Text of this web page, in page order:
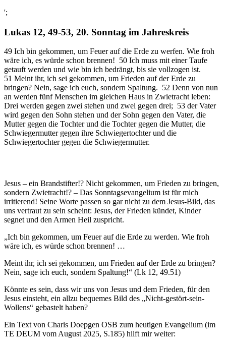
';
Lukas 12, 49-53, 20. Sonntag im Jahreskreis
49 Ich bin gekommen, um Feuer auf die Erde zu werfen. Wie froh
wäre ich, es würde schon brennen! 50 Ich muss mit einer Taufe
getauft werden und wie bin ich bedrängt, bis sie vollzogen ist.
51 Meint ihr, ich sei gekommen, um Frieden auf der Erde zu
bringen? Nein, sage ich euch, sondern Spaltung. 52 Denn von nun
an werden fünf Menschen im gleichen Haus in Zwietracht leben:
Drei werden gegen zwei stehen und zwei gegen drei; 53 der Vater
wird gegen den Sohn stehen und der Sohn gegen den Vater, die
Mutter gegen die Tochter und die Tochter gegen die Mutter, die
Schwiegermutter gegen ihre Schwiegertochter und die
Schwiegertochter gegen die Schwiegermutter.
Jesus – ein Brandstifter!? Nicht gekommen, um Frieden zu bringen,
sondern Zwietracht!? – Das Sonntagsevangelium ist für mich
irritierend! Seine Worte passen so gar nicht zu dem Jesus-Bild, das
uns vertraut zu sein scheint: Jesus, der Frieden kündet, Kinder
segnet und den Armen Heil zuspricht.
„Ich bin gekommen, um Feuer auf die Erde zu werden. Wie froh
wäre ich, es würde schon brennen! …
Meint ihr, ich sei gekommen, um Frieden auf der Erde zu bringen?
Nein, sage ich euch, sondern Spaltung!“ (Lk 12, 49.51)
Könnte es sein, dass wir uns von Jesus und dem Frieden, für den
Jesus einsteht, ein allzu bequemes Bild des „Nicht-gestört-sein-
Wollens“ gebastelt haben?
Ein Text von Charis Doepgen OSB zum heutigen Evangelium (im
TE DEUM vom August 2025, S.185) hilft mir weiter: